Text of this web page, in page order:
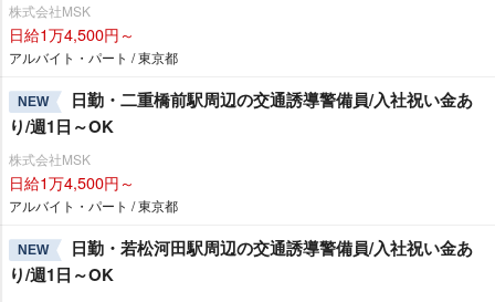
株式会社MSK
日給1万4,500円～
アルバイト・パート / 東京都
NEW
日勤・二重橋前駅周辺の交通誘導警備員/入社祝い金あ
り/週1日～OK
株式会社MSK
日給1万4,500円～
アルバイト・パート / 東京都
NEW
日勤・若松河田駅周辺の交通誘導警備員/入社祝い金あ
り/週1日～OK